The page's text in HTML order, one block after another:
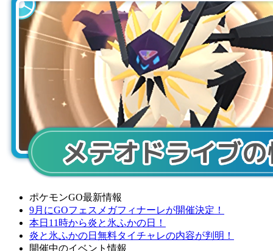
ポケモンGO最新情報
9月にGOフェスメガフィナーレが開催決定！
本日11時から炎と氷ふかの日！
炎と氷ふかの日無料タイチャレの内容が判明！
開催中のイベント情報